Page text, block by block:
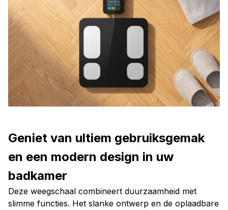
en een modern design in uw
badkamer
Deze weegschaal combineert duurzaamheid met
slimme functies. Het slanke ontwerp en de oplaadbare
batterij maken het de perfecte, ruimtebesparende